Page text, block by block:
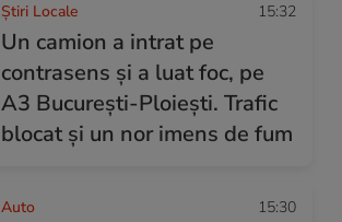
Știri Locale 15:32
Un camion a intrat pe
contrasens și a luat foc, pe
A3 București-Ploiești. Trafic
blocat și un nor imens de fum
Auto 15:30